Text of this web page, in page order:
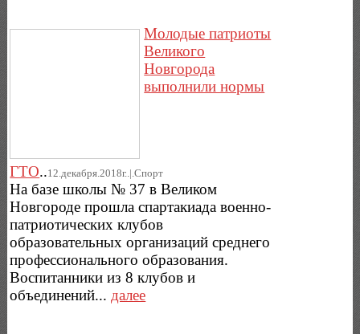
Молодые патриоты
Великого
Новгорода
выполнили нормы
ГТО..12.декабря.2018г..|.Спорт
На базе школы № 37 в Великом
Новгороде прошла спартакиада военно-
патриотических клубов
образовательных организаций среднего
профессионального образования.
Воспитанники из 8 клубов и
объединений... далее